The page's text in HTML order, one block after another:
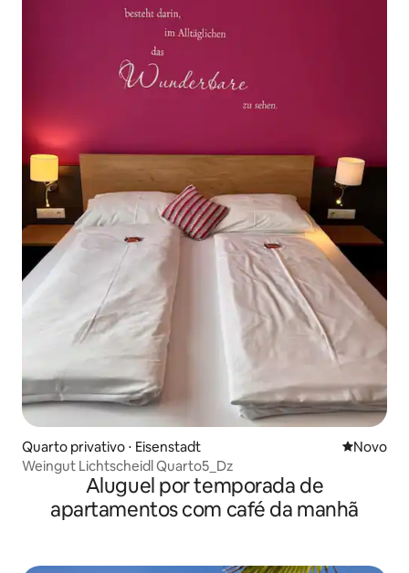
Quarto privativo ⋅ Eisenstadt Novo
Novo
Weingut Lichtscheidl Quarto5_Dz
Aluguel por temporada de
apartamentos com café da manhã